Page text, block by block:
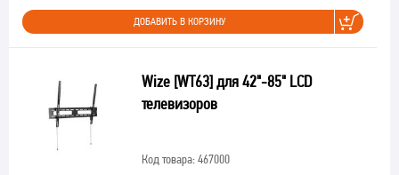
ДОБАВИТЬ В КОРЗИНУ
Wize [WT63] для 42"-85" LCD
телевизоров
Код товара: 467000